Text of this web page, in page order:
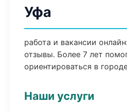
Уфа
работа и вакансии
отзывы. Более 7 лет
ориентироваться в
Наши услуги